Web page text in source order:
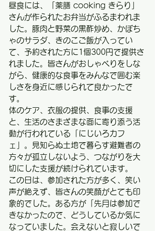
昼食には、「薬膳 cooking きらり」
さんが作られたお弁当がふるまわれま
した。豚肉と野菜の黒酢炒め、かぼち
ゃのサラダ、きのこご飯が入ってい
て、予約された方に1個300円で提供さ
れました。皆さんがおしゃべりをしな
がら、健康的な食事をみんなで囲む楽
しさを身近に感じられて良かったで
す。
体のケア、衣服の提供、食事の支援
と、生活のさまざまな面に寄り添う活
動が行われている「にじいろカフ
ェ」。見知らぬ土地で暮らす避難者の
方々が孤立しないよう、つながりを大
切にした支援が続けられています。
この日は、参加された方が多く、笑い
声が絶えず、皆さんの笑顔がとても印
象的でした。ある方が「先月は参加で
きなかったので、どうしているか気に
なっていました。会えないと寂しいで